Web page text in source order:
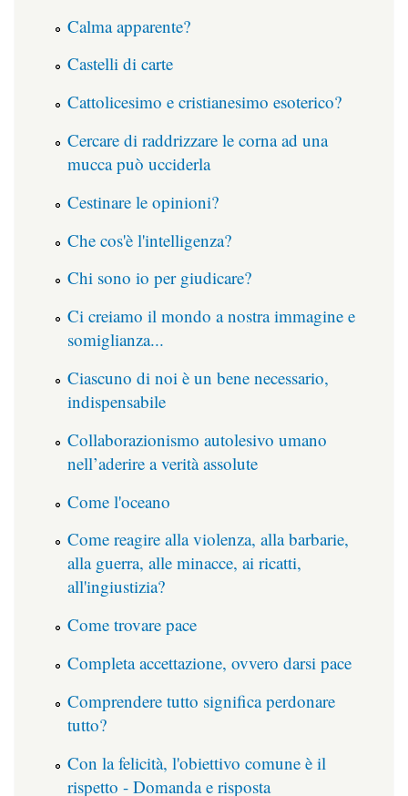
Calma apparente?
Castelli di carte
Cattolicesimo e cristianesimo esoterico?
Cercare di raddrizzare le corna ad una
mucca può ucciderla
Cestinare le opinioni?
Che cos'è l'intelligenza?
Chi sono io per giudicare?
Ci creiamo il mondo a nostra immagine e
somiglianza...
Ciascuno di noi è un bene necessario,
indispensabile
Collaborazionismo autolesivo umano
nell’aderire a verità assolute
Come l'oceano
Come reagire alla violenza, alla barbarie,
alla guerra, alle minacce, ai ricatti,
all'ingiustizia?
Come trovare pace
Completa accettazione, ovvero darsi pace
Comprendere tutto significa perdonare
tutto?
Con la felicità, l'obiettivo comune è il
rispetto - Domanda e risposta